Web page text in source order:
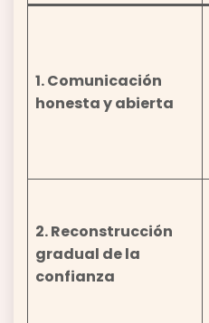
1. Comunicación
honesta y abierta
2. Reconstrucción
gradual de la
confianza